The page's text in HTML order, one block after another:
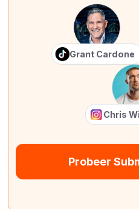
Grant Cardone
Chris
Probeer